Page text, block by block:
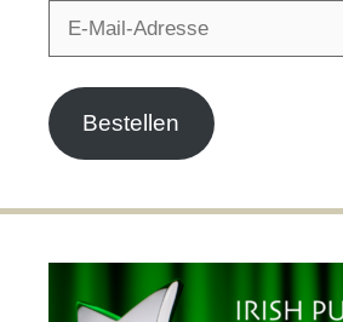
Bestellen